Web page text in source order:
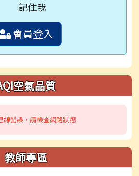
記住我
會員登入
空氣品質
錯誤，請檢查網路狀態
教師專區